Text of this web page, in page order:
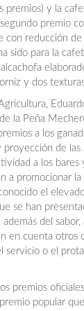
premios) y la
premio
con reducción de
sido para la
y dos
la Peña
a los
proyección de las
a los bares
a promocionar la
el
se han
del
en cuenta otros
servicio o el
premios
popular